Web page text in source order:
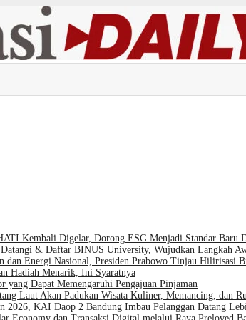
Kembali Digelar, Dorong ESG Menjadi Standar Baru
Datangi & Daftar BINUS University, Wujudkan Langkah
dan Energi Nasional, Presiden Prabowo Tinjau Hilirisasi
Hadiah Menarik, Ini Syaratnya
yang Dapat Memengaruhi Pengajuan Pinjaman
Laut Akan Padukan Wisata Kuliner, Memancing, dan
2026, KAI Daop 2 Bandung Imbau Pelanggan Datang